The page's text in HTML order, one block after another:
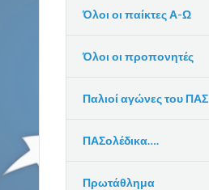
Όλοι οι παίκτες Α-Ω
Όλοι οι προπονητές
Παλιοί αγώνες του ΠΑΣ
ΠΑΣολέδικα….
Πρωτάθλημα